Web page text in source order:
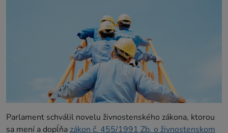
Parlament schválil novelu živnostenského zákona, ktorou
sa mení a dopĺňa zákon č. 455/1991 Zb. o živnostenskom